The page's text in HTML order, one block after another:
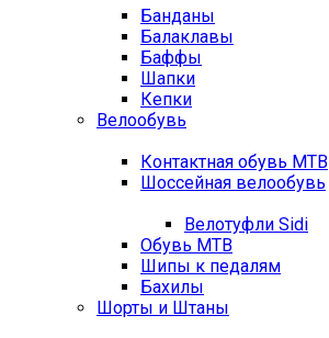
Банданы
Балаклавы
Баффы
Шапки
Кепки
Велообувь
Контактная обувь MTB
Шоссейная велообувь
Велотуфли Sidi
Обувь MTB
Шипы к педалям
Бахилы
Шорты и Штаны